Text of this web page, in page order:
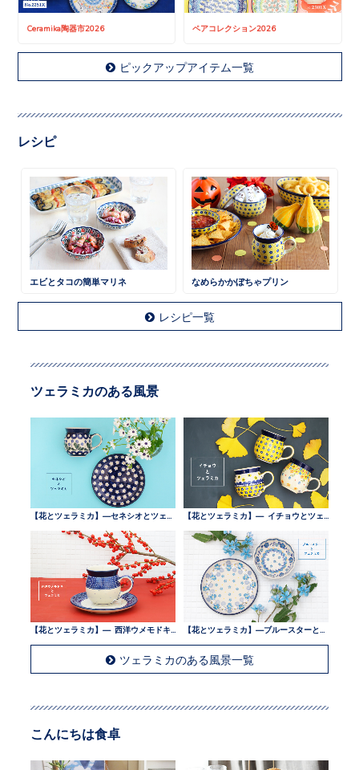
Ceramika陶器市2026 ペアコレクション2026
ピックアップアイテム一覧
レシピ
エビとタコの簡単マリネ なめらかかぼちゃプリン
レシピ一覧
ツェラミカのある風景
ツェラミカのある風景一覧
こんにちは食卓